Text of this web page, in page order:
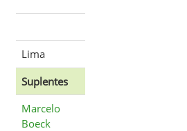
Lima
Suplentes
Marcelo
Boeck